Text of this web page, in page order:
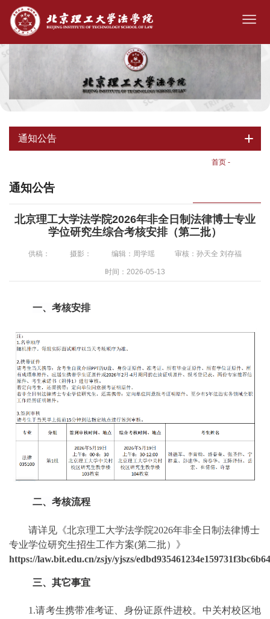
通知公告
首页 -
通知公告
北京理工大学法学院2026年非全日制法律博士专业
学位研究生综合考核安排（第二批）
供稿： 摄影： 编辑：周学瑶 审核：孙天全 刘存福
时间：2026-05-13
一、 考核安排
二、考核流程
请详见《北京理工大学法学院2026年非全日制法律博士
专业学位研究生招生工作方案(第二批）》
https://law.bit.edu.cn/zsjy/yjszs/
三、其它事宜
1.请考生携带准考证、身份证原件进校。中关村校区地